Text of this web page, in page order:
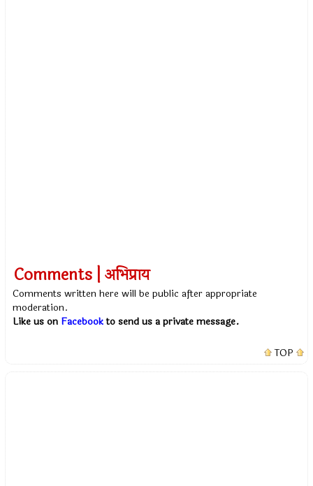
Comments | अभिप्राय
Comments written here will be public after appropriate
moderation.
Like us on Facebookto send us a private message.
TOP